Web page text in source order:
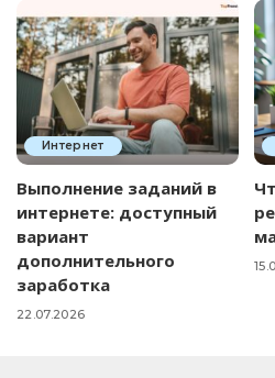
Интернет
Выполнение заданий в
интернете: доступный
вариант
дополнительного
заработка
22.07.2026